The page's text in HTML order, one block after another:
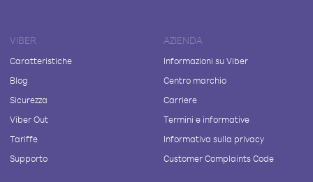
VIBER
Caratteristiche
Blog
Sicurezza
Viber Out
Tariffe
Supporto
AZIENDA
Informazioni su Viber
Centro marchio
Carriere
Termini e informative
Informativa sulla privacy
Customer Complaints Code